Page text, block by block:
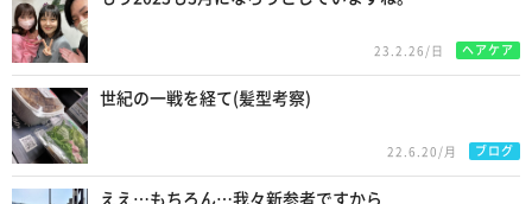
23.2.26/日 ヘアケア
世紀の一戦を経て(髪型考察)
22.6.20/月 ブログ
ええ…もちろん…我々新参者ですから